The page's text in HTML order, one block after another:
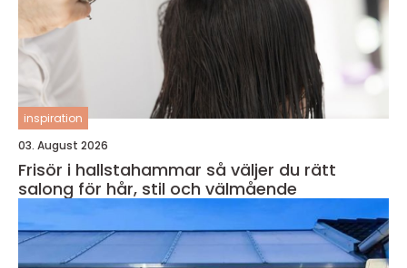
inspiration
03. August 2026
Frisör i hallstahammar så väljer du rätt
salong för hår, stil och välmående